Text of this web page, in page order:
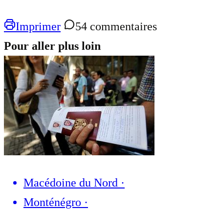
Imprimer
54 commentaires
Pour aller plus loin
Macédoine du Nord ·
Monténégro ·